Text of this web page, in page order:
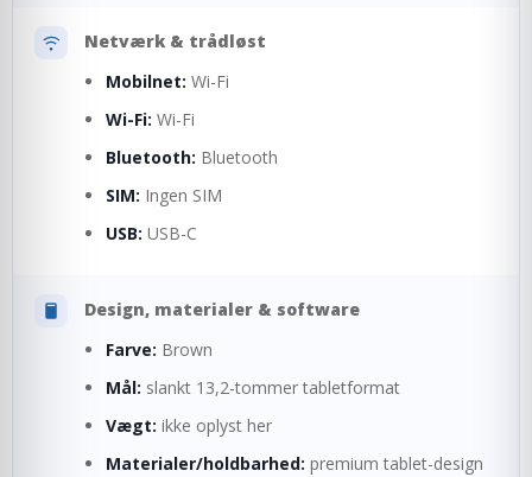
Netværk & trådløst
Mobilnet: Wi-Fi
Wi-Fi: Wi-Fi
Bluetooth: Bluetooth
SIM: Ingen SIM
USB: USB-C
Design, materialer & software
Farve: Brown
Mål: slankt 13,2-tommer tabletformat
Vægt: ikke oplyst her
Materialer/holdbarhed: premium tablet-design